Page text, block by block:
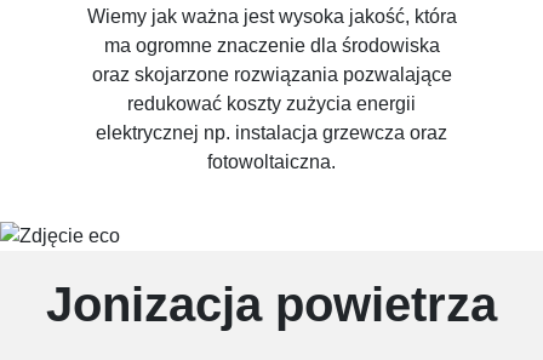
Wiemy jak ważna jest wysoka jakość, która
ma ogromne znaczenie dla środowiska
oraz skojarzone rozwiązania pozwalające
redukować koszty zużycia energii
elektrycznej np. instalacja grzewcza oraz
fotowoltaiczna.
Jonizacja powietrza